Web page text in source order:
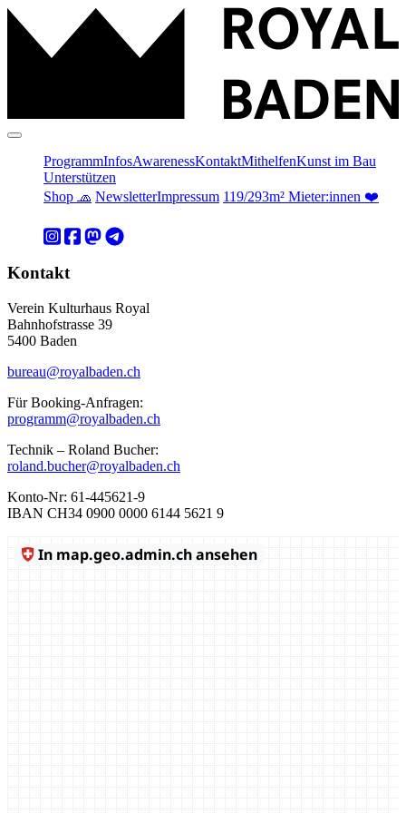
ProgrammInfosAwarenessKontaktMithelfenKunst im Bau
Unterstützen
Shop 🧢 NewsletterImpressum 119/293m² Mieter:innen ❤️
Kontakt
Verein Kulturhaus Royal
Bahnhofstrasse 39
5400 Baden
bureau@royalbaden.ch
Für Booking-Anfragen:
programm@royalbaden.ch
Technik – Roland Bucher:
roland.bucher@royalbaden.ch
Konto-Nr: 61-445621-9
IBAN CH34 0900 0000 6144 5621 9